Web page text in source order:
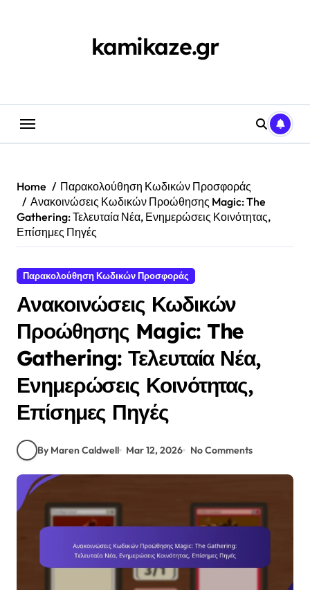
kamikaze.gr
Home
Παρακολούθηση Κωδικών Προσφοράς
Ανακοινώσεις Κωδικών Προώθησης Magic: The
Gathering: Τελευταία Νέα, Ενημερώσεις Κοινότητας,
Επίσημες Πηγές
Παρακολούθηση Κωδικών Προσφοράς
Ανακοινώσεις Κωδικών
Προώθησης Magic: The
Gathering: Τελευταία Νέα,
Ενημερώσεις Κοινότητας,
Επίσημες Πηγές
By Maren Caldwell Mar 12, 2026 No Comments